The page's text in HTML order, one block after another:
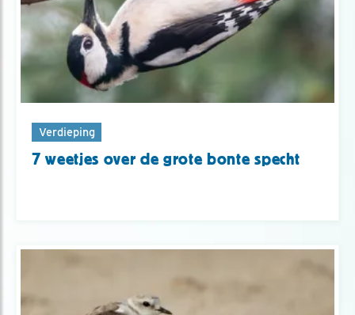
Verdieping
7 weetjes over de grote bonte specht